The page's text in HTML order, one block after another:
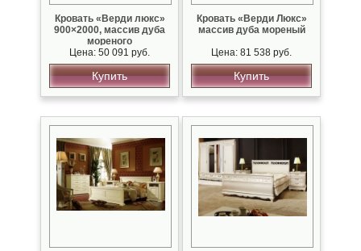
Кровать «Верди люкс»
900×2000, массив дуба
мореного
Цена: 50 091 руб.
Купить
Кровать «Верди Люкс»
массив дуба мореный
Цена: 81 538 руб.
Купить